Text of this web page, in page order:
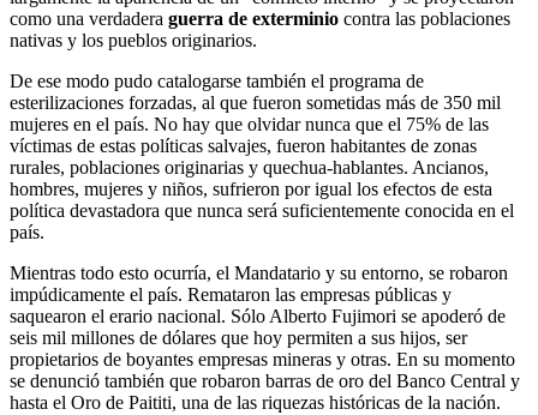
como una verdadera guerra de exterminio contra las poblaciones
nativas y los pueblos originarios.
De ese modo pudo catalogarse también el programa de
esterilizaciones forzadas, al que fueron sometidas más de 350 mil
mujeres en el país. No hay que olvidar nunca que el 75% de las
víctimas de estas políticas salvajes, fueron habitantes de zonas
rurales, poblaciones originarias y quechua-hablantes. Ancianos,
hombres, mujeres y niños, sufrieron por igual los efectos de esta
política devastadora que nunca será suficientemente conocida en el
país.
Mientras todo esto ocurría, el Mandatario y su entorno, se robaron
impúdicamente el país. Remataron las empresas públicas y
saquearon el erario nacional. Sólo Alberto Fujimori se apoderó de
seis mil millones de dólares que hoy permiten a sus hijos, ser
propietarios de boyantes empresas mineras y otras. En su momento
se denunció también que robaron barras de oro del Banco Central y
hasta el Oro de Paititi, una de las riquezas históricas de la nación.